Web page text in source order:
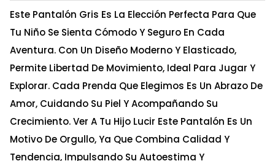
Este Pantalón Gris Es La Elección Perfecta Para Que
Tu Niño Se Sienta Cómodo Y Seguro En Cada
Aventura. Con Un Diseño Moderno Y Elasticado,
Permite Libertad De Movimiento, Ideal Para Jugar Y
Explorar. Cada Prenda Que Elegimos Es Un Abrazo De
Amor, Cuidando Su Piel Y Acompañando Su
Crecimiento. Ver A Tu Hijo Lucir Este Pantalón Es Un
Motivo De Orgullo, Ya Que Combina Calidad Y
Tendencia, Impulsando Su Autoestima Y